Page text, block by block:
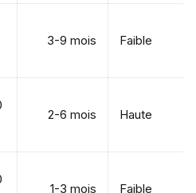
3-9 mois Faible
2-6 mois Haute
1-3 mois Faible